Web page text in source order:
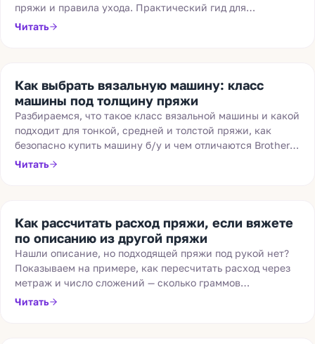
пряжи и правила ухода. Практический гид для
вязальщиц.
Читать
Как выбрать вязальную машину: класс
машины под толщину пряжи
Разбираемся, что такое класс вязальной машины и какой
подходит для тонкой, средней и толстой пряжи, как
безопасно купить машину б/у и чем отличаются Brother и
Silver Reed.
Читать
Как рассчитать расход пряжи, если вяжете
по описанию из другой пряжи
Нашли описание, но подходящей пряжи под рукой нет?
Показываем на примере, как пересчитать расход через
метраж и число сложений — сколько граммов
понадобится именно вашей пряжи.
Читать